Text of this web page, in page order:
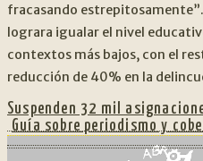
fracasando
lograra igualar el nivel
contextos más bajos, con el
reducción de 40% en la
Suspenden 32 mil
Siguiente:
Guía sobre periodismo y